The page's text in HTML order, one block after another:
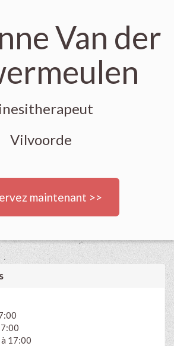
Van der
Vilvoorde
maintenant >>
17:00